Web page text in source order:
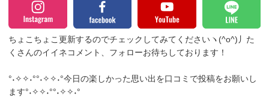
ちょこちょこ更新するのでチェックしてみてくださいヽ(^o^)丿 た
くさんのイイネコメント、フォローお待ちしております！
°˖✧✧˖°°˖✧✧˖°今日の楽しかった思い出を口コミで投稿をお願いし
ます°˖✧✧˖°°˖✧✧˖°